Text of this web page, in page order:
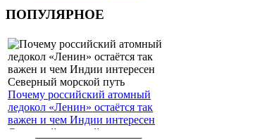
ПОПУЛЯРНОЕ
Почему российский атомный
ледокол «Ленин» остаётся так
важен и чем Индии интересен
Северный морской путь